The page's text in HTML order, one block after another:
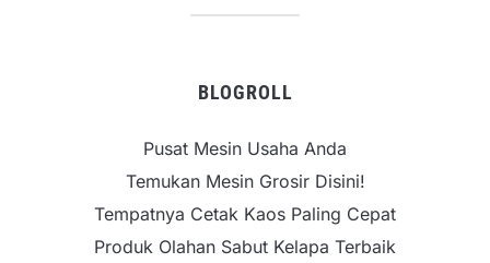
BLOGROLL
Pusat Mesin Usaha Anda
Temukan Mesin Grosir Disini!
Tempatnya Cetak Kaos Paling Cepat
Produk Olahan Sabut Kelapa Terbaik